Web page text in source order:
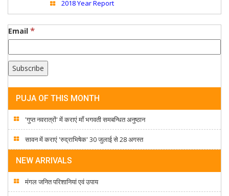
2018 Year Report
Email *
PUJA OF THIS MONTH
'गुप्त नवरात्रों' में कराएं माँ भगवती समबन्धित अनुष्ठान
सावन में कराएं 'रुद्राभिषेक' 30 जुलाई से 28 अगस्त
NEW ARRIVALS
मंगल जनित परिशानियां एवं उपाय